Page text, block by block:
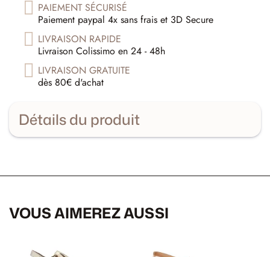
PAIEMENT SÉCURISÉ
Paiement paypal 4x sans frais et 3D Secure
LIVRAISON RAPIDE
Livraison Colissimo en 24 - 48h
LIVRAISON GRATUITE
dès 80€ d'achat
Détails du produit
VOUS AIMEREZ AUSSI